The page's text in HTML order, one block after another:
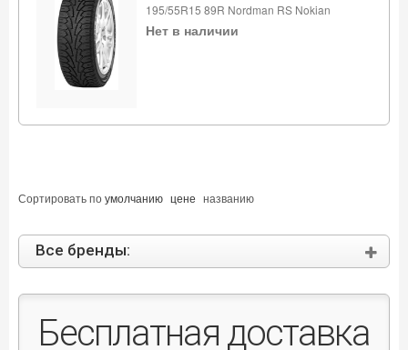
195/55R15 89R Nordman RS Nokian
Нет в наличии
Сортировать поумолчанию цене названию
Все бренды:
Бесплатная доставка